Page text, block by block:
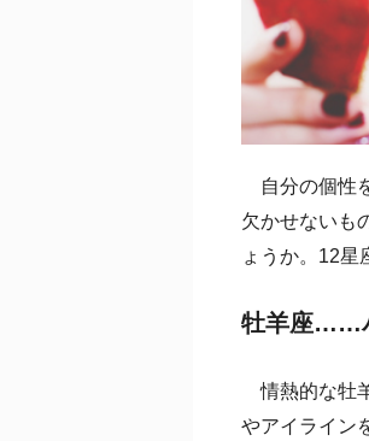
自分の個性
欠かせないも
ょうか。12星
牡羊座……
情熱的な牡
やアイライン